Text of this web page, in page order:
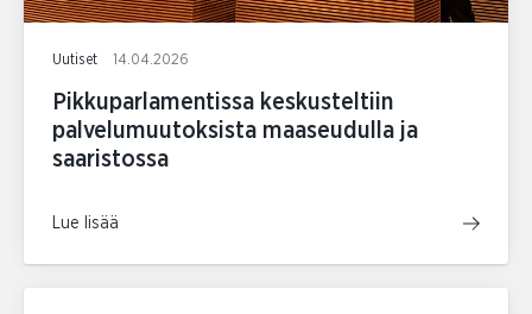
Uutiset 14.04.2026
Pikkuparlamentissa keskusteltiin
palvelumuutoksista maaseudulla ja
saaristossa
Lue lisää